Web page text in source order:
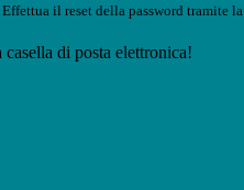
il reset della password tramite la
di posta elettronica!